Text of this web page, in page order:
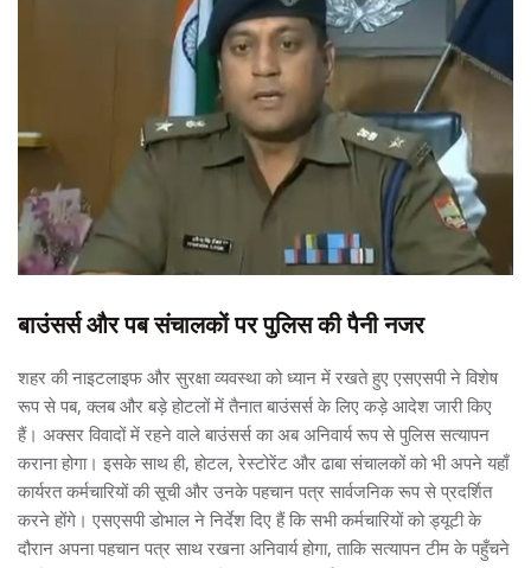
बाउंसर्स और पब संचालकों पर पुलिस की पैनी नजर
शहर की नाइटलाइफ और सुरक्षा व्यवस्था को ध्यान में रखते हुए एसएसपी ने विशेष
रूप से पब, क्लब और बड़े होटलों में तैनात बाउंसर्स के लिए कड़े आदेश जारी किए
हैं। अक्सर विवादों में रहने वाले बाउंसर्स का अब अनिवार्य रूप से पुलिस सत्यापन
कराना होगा। इसके साथ ही, होटल, रेस्टोरेंट और ढाबा संचालकों को भी अपने यहाँ
कार्यरत कर्मचारियों की सूची और उनके पहचान पत्र सार्वजनिक रूप से प्रदर्शित
करने होंगे। एसएसपी डोभाल ने निर्देश दिए हैं कि सभी कर्मचारियों को ड्यूटी के
दौरान अपना पहचान पत्र साथ रखना अनिवार्य होगा, ताकि सत्यापन टीम के पहुँचने